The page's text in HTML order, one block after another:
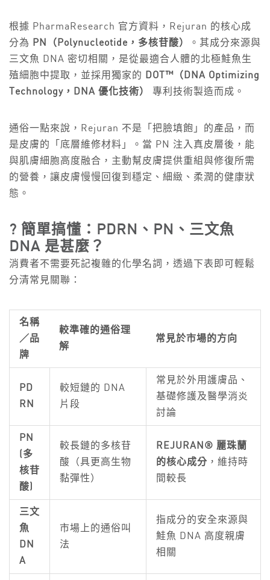
根據 PharmaResearch 官方資料，Rejuran 的核心成
分為 PN（Polynucleotide，多核苷酸）
。其成分來源與
三文魚 DNA 密切相關，是從最適合人體的北極鮭魚生
殖細胞中提取，並採用獨家的 DOT™（DNA Optimizing
Technology，DNA 優化技術）
專利技術製造而成。
通俗一點來說，Rejuran 不是「把臉填飽」的產品，而
是皮膚的「底層維修材料」。當 PN 注入真皮層後，能
與肌膚細胞高度融合，主動幫皮膚提供重組與修復所需
的營養，讓皮膚慢慢回復到穩定、細緻、柔潤的健康狀
態。
? 簡單搞懂：PDRN、PN、三文魚
DNA 是甚麼？
消費者不需要死記複雜的化學名詞，透過下表即可輕鬆
分清常見關聯：
名稱
／品
牌
較準確的通俗理
解
常見於市場的方向
PD
RN
較短鏈的 DNA
片段
常見於外用護膚品、
基礎修護及醫學消炎
討論
PN
(多
核苷
酸)
較長鏈的多核苷
酸（具更高生物
黏彈性）
REJURAN® 麗珠蘭
的核心成分 ，維持時
間較長
三文
魚
DN
A
市場上的通俗叫
法
指成分的安全來源與
鮭魚 DNA 高度親膚
相關